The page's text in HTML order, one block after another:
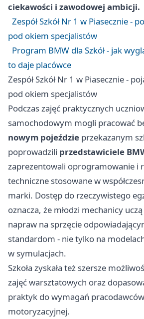
ciekawości i zawodowej ambicji.
Zespół Szkół Nr 1 w Piasecznie -
pod okiem specjalistów
Program BMW dla Szkół - jak
to daje placówce
Zespół Szkół Nr 1 w Piasecznie -
pod okiem specjalistów
Podczas zajęć praktycznych
samochodowym mogli pracować
nowym pojeździe przekazanym
poprowadzili przedstawiciele
zaprezentowali oprogramowanie i
techniczne stosowane w
marki. Dostęp do rzeczywistego
oznacza, że młodzi mechanicy
napraw na sprzęcie
standardom - nie tylko na
w symulacjach.
Szkoła zyskała też szersze
zajęć warsztatowych oraz
praktyk do wymagań
motoryzacyjnej.